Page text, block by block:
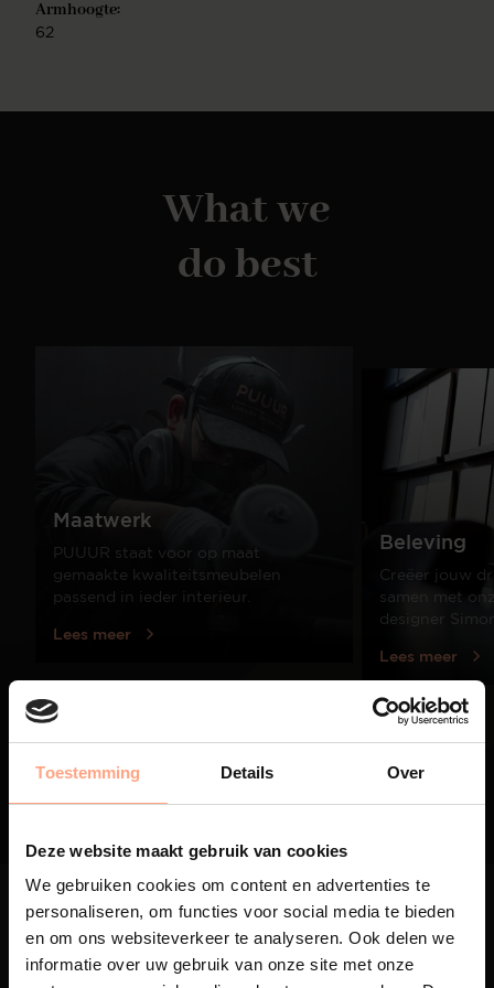
Toestemming Details Over
Deze website maakt gebruik van cookies
We gebruiken cookies om content en advertenties te
personaliseren, om functies voor social media te bieden
en om ons websiteverkeer te analyseren. Ook delen we
informatie over uw gebruik van onze site met onze
Armhoogte:
62
What we
do best
Maatwerk
PUUUR staat voor op maat
gemaakte kwaliteitsmeubelen
passend in ieder interieur.
Lees meer
Beleving
Creëer jouw
samen met
designer
Lees meer